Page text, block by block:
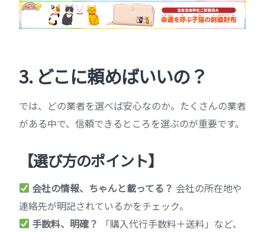
3. どこに頼めばいいの？
では、どの業者を選べば安心なのか。たくさんの業者
がある中で、信頼できるところを選ぶのが重要です。
【選び方のポイント】
会社の情報、ちゃんと載ってる？ 会社の所在地や
連絡先が明記されているかをチェック。
手数料、明確？
「購入代行手数料＋送料」など、